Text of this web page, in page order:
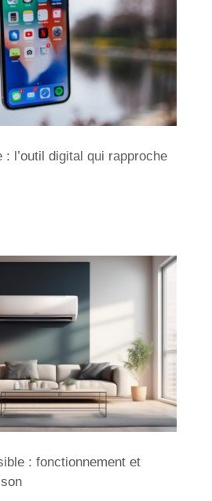
: l’outil digital qui rapproche
: fonctionnement et